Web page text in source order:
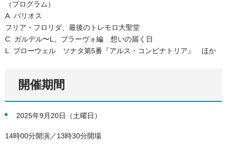
（プログラム）
A. バリオス
フリア・フロリダ、最後のトレモロ大聖堂
C. ガルデル〜L。ブラーヴォ編 想いの届く日
L. ブローウェル ソナタ第5番『アルス・コンビナトリア』 ほか
開催期間
2025年9月20日（土曜日）
14時00分開演／13時30分開場